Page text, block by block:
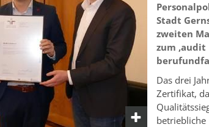
Stadt
zweiten
zum ‚audit
Das drei
Zertifikat,
betriebliche